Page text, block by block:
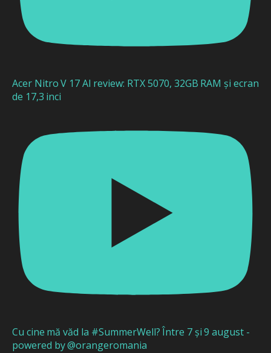
Acer Nitro V 17 AI review: RTX 5070, 32GB RAM și ecran
de 17,3 inci
Cu cine mă văd la #SummerWell? Între 7 și 9 august -
powered by @orangeromania